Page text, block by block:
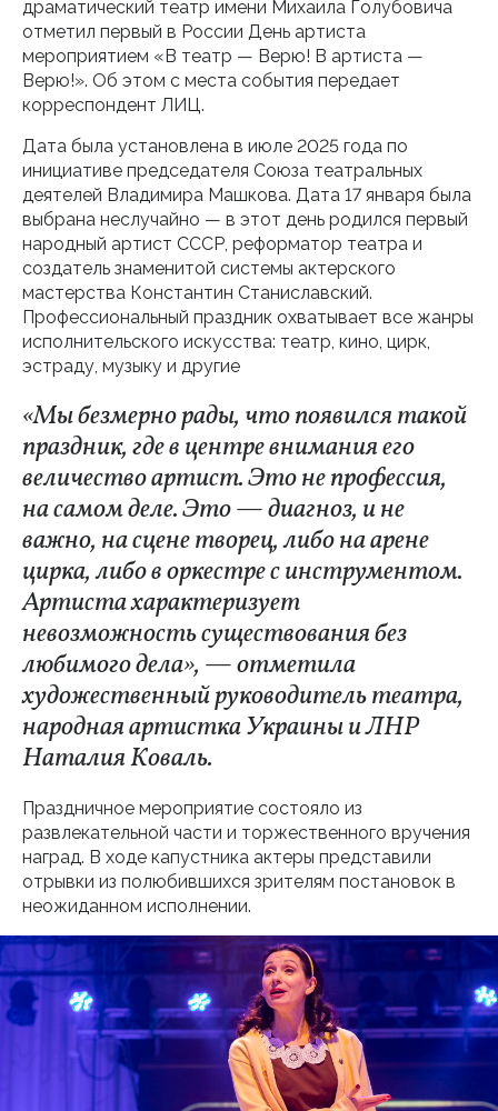
драматический театр имени Михаила Голубовича
отметил первый в России День артиста
мероприятием «В театр — Верю! В артиста —
Верю!». Об этом с места события передает
корреспондент ЛИЦ.
Дата была установлена в июле 2025 года по
инициативе председателя Союза театральных
деятелей Владимира Машкова. Дата 17 января была
выбрана неслучайно — в этот день родился первый
народный артист СССР, реформатор театра и
создатель знаменитой системы актерского
мастерства Константин Станиславский.
Профессиональный праздник охватывает все жанры
исполнительского искусства: театр, кино, цирк,
эстраду, музыку и другие
«Мы безмерно рады, что появился такой
праздник, где в центре внимания его
величество артист. Это не профессия,
на самом деле. Это — диагноз, и не
важно, на сцене творец, либо на арене
цирка, либо в оркестре с инструментом.
Артиста характеризует
невозможность существования без
любимого дела», — отметила
художественный руководитель театра,
народная артистка Украины и ЛНР
Наталия Коваль.
Праздничное мероприятие состояло из
развлекательной части и торжественного вручения
наград. В ходе капустника актеры представили
отрывки из полюбившихся зрителям постановок в
неожиданном исполнении.